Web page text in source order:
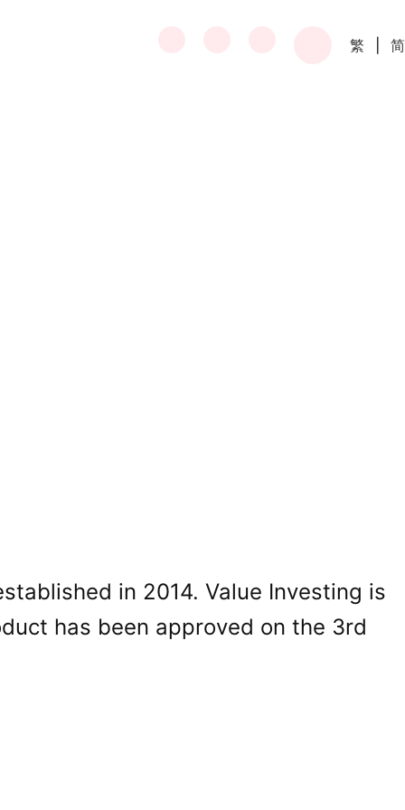
繁 简
in 2014. Value Investing is
has been approved on the 3rd